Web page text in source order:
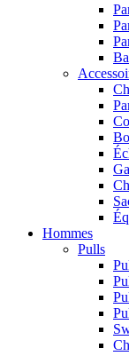
Hommes
Pulls